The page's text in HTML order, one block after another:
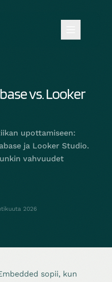
vs. Looker
upottamiseen:
ja Looker Studio.
vahvuudet
2026
sopii, kun